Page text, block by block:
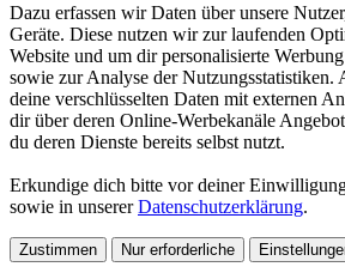
Dazu erfassen wir Daten über unsere
Geräte. Diese nutzen wir zur laufenden
Website und um dir personalisierte
sowie zur Analyse der Nutzungsstatistiken.
deine verschlüsselten Daten mit externen
dir über deren Online-Werbekanäle
du deren Dienste bereits selbst nutzt.
Erkundige dich bitte vor deiner
sowie in unsererDatenschutzerklärung.
Zustimmen Nur erforderliche